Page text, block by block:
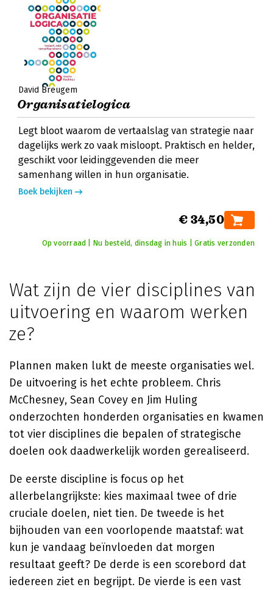
David Breugem
Organisatielogica
Legt bloot waarom de vertaalslag van strategie naar
dagelijks werk zo vaak misloopt. Praktisch en helder,
geschikt voor leidinggevenden die meer
samenhang willen in hun organisatie.
Boek bekijken
€ 34,50
Op voorraad | Nu besteld, dinsdag in huis | Gratis verzonden
Wat zijn de vier disciplines van
uitvoering en waarom werken
ze?
Plannen maken lukt de meeste organisaties wel.
De uitvoering is het echte probleem. Chris
McChesney, Sean Covey en Jim Huling
onderzochten honderden organisaties en kwamen
tot vier disciplines die bepalen of strategische
doelen ook daadwerkelijk worden gerealiseerd.
De eerste discipline is focus op het
allerbelangrijkste: kies maximaal twee of drie
cruciale doelen, niet tien. De tweede is het
bijhouden van een voorlopende maatstaf: wat
kun je vandaag beïnvloeden dat morgen
resultaat geeft? De derde is een scorebord dat
iedereen ziet en begrijpt. De vierde is een vast